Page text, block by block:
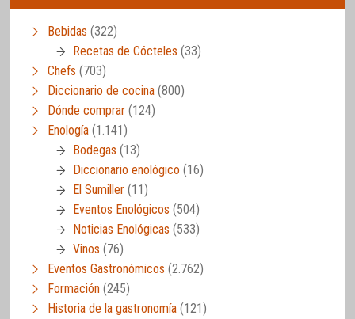
Bebidas (322)
Recetas de Cócteles (33)
Chefs (703)
Diccionario de cocina (800)
Dónde comprar (124)
Enología (1.141)
Bodegas (13)
Diccionario enológico (16)
El Sumiller (11)
Eventos Enológicos (504)
Noticias Enológicas (533)
Vinos (76)
Eventos Gastronómicos (2.762)
Formación (245)
Historia de la gastronomía (121)